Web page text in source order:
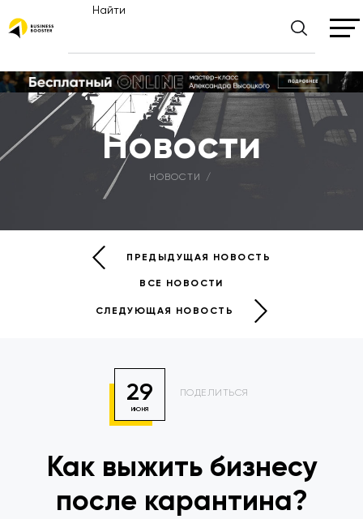
Найти
Новости
НОВОСТИ
ПРЕДЫДУЩАЯ НОВОСТЬ
ВСЕ НОВОСТИ
СЛЕДУЮЩАЯ НОВОСТЬ
29
ИЮНЯ
ПОДЕЛИТЬСЯ
Как выжить бизнесу
после карантина?